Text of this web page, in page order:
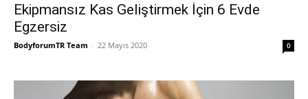
Ekipmansız Kas Geliştirmek İçin 6 Evde
Egzersiz
BodyforumTR Team - 22 Mayıs 2020 0